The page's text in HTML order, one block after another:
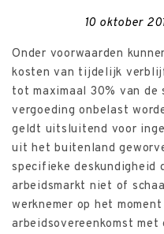
10 oktober
Onder voorwaarden
kosten van tijdelijk
tot maximaal 30% van de
vergoeding onbelast
geldt uitsluitend voor
uit het buitenland
specifieke deskundigheid
arbeidsmarkt niet of
werknemer op het
arbeidsovereenkomst